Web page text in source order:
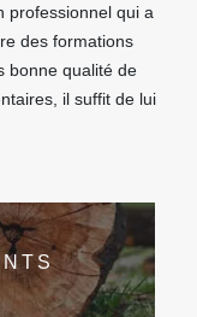
professionnel qui a
des formations
bonne qualité de
il suffit de lui